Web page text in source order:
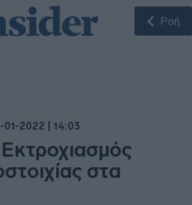
Ροή
01-2022 | 14:03
στα